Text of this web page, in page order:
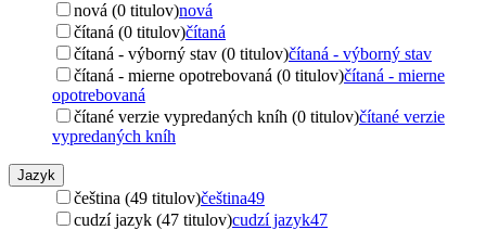
nová (0 titulov)nová
čítaná (0 titulov)čítaná
čítaná - výborný stav (0 titulov)čítaná - výborný stav
čítaná - mierne opotrebovaná (0 titulov)čítaná - mierne
opotrebovaná
čítané verzie vypredaných kníh (0 titulov)čítané verzie
vypredaných kníh
Jazyk
čeština (49 titulov)čeština49
cudzí jazyk (47 titulov)cudzí jazyk47